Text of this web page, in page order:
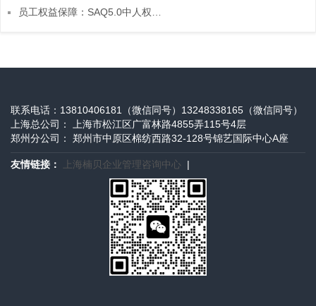
员工权益保障：SAQ5.0中人权政策的关键要点
联系电话：13810406181（微信同号）13248338165（微信同号）
上海总公司： 上海市松江区广富林路4855弄115号4层
郑州分公司： 郑州市中原区棉纺西路32-128号锦艺国际中心A座
友情链接： 上海楠贝企业管理咨询中心 |